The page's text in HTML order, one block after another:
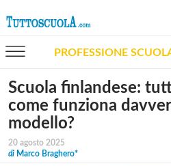
PROFESSIONE
Scuola finlandese:
come funziona
modello?
20 agosto 2025
di Marco Braghero*